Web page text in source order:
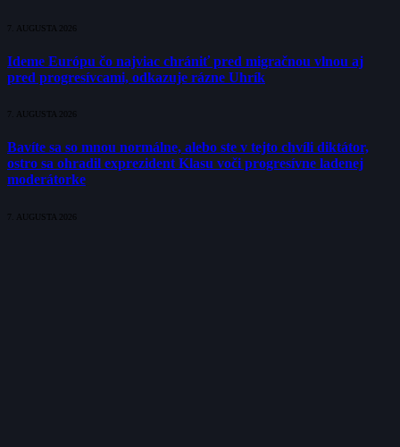
7. AUGUSTA 2026
Ideme Európu čo najviac chrániť pred migračnou vlnou aj
pred progresívcami, odkazuje rázne Uhrík
7. AUGUSTA 2026
Bavíte sa so mnou normálne, alebo ste v tejto chvíli diktátor,
ostro sa ohradil exprezident Klasu voči progresívne ladenej
moderátorke
7. AUGUSTA 2026